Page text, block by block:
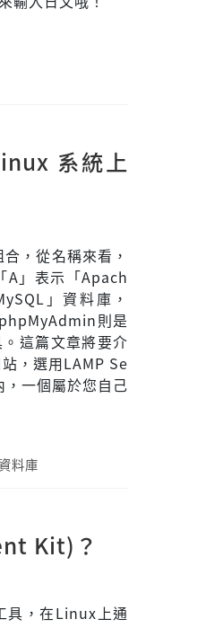
系統上
，從名稱來看，
A」表示「Apach
」資料庫，
則是
這篇文章將要介
，選用LAMP Se
一個屬於您自己
料庫
Kit)？
具，在Linux上通